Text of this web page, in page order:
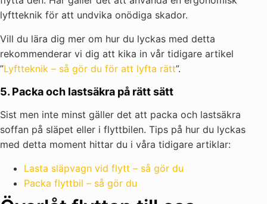
lyftteknik för att undvika onödiga skador.
Vill du lära dig mer om hur du lyckas med detta
rekommenderar vi dig att kika in vår tidigare artikel
”Lyftteknik – så gör du för att lyfta rätt”.
5. Packa och lastsäkra på rätt sätt
Sist men inte minst gäller det att packa och lastsäkra
soffan på släpet eller i flyttbilen. Tips på hur du lyckas
med detta moment hittar du i våra tidigare artiklar:
Lasta släpvagn vid flytt – så gör du
Packa flyttbil – så gör du